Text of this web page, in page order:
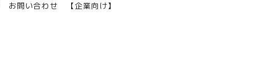
お問い合わせ 【企業向け】